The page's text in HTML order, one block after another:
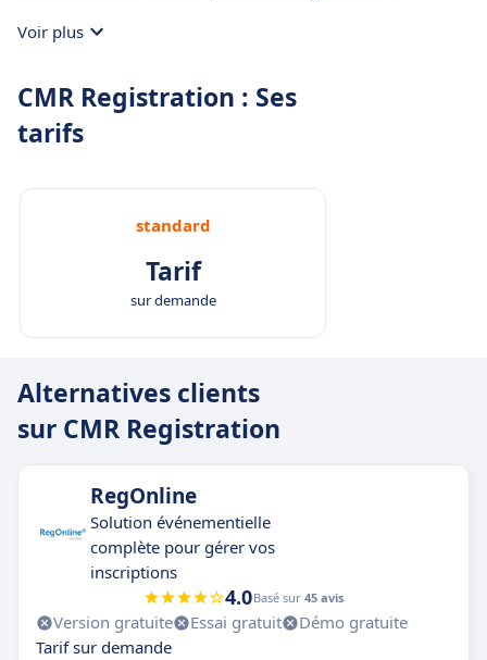
Voir plus
CMR Registration : Ses
tarifs
standard
Tarif
sur demande
Alternatives clients
sur CMR Registration
RegOnline
Solution événementielle
complète pour gérer vos
inscriptions
4.0Basé sur 45 avis
Version gratuite Essai gratuit
Démo gratuite
Tarif sur demande